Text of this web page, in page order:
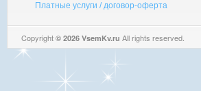
Платные услуги / договор-оферта
Copyright © 2026 VsemKv.ru All rights reserved.